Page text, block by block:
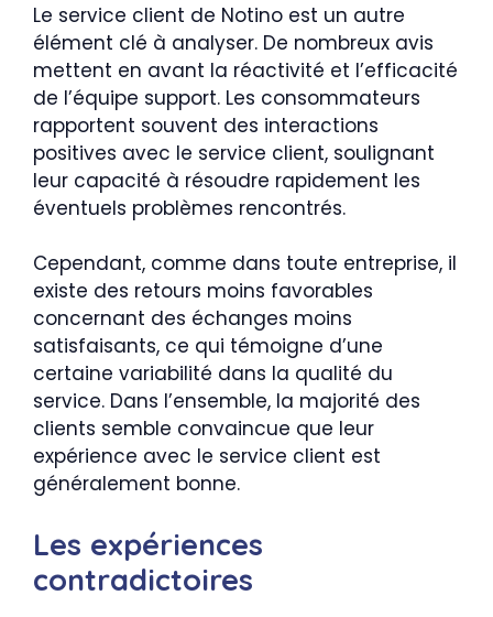
Le service client de Notino est un autre
élément clé à analyser. De nombreux avis
mettent en avant la réactivité et l’efficacité
de l’équipe support. Les consommateurs
rapportent souvent des interactions
positives avec le service client, soulignant
leur capacité à résoudre rapidement les
éventuels problèmes rencontrés.
Cependant, comme dans toute entreprise, il
existe des retours moins favorables
concernant des échanges moins
satisfaisants, ce qui témoigne d’une
certaine variabilité dans la qualité du
service. Dans l’ensemble, la majorité des
clients semble convaincue que leur
expérience avec le service client est
généralement bonne.
Les expériences
contradictoires